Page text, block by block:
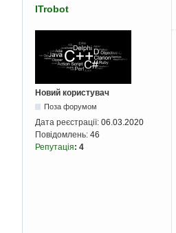
ITrobot
Новий користувач
Поза форумом
Дата реєстрації: 06.03.2020
Повідомлень: 46
Репутація: 4